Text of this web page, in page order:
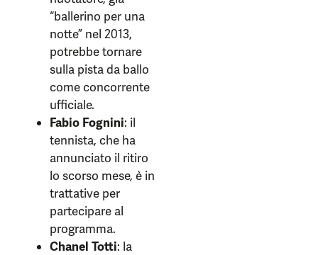
“ballerino per una
notte” nel 2013,
potrebbe tornare
sulla pista da ballo
come concorrente
ufficiale.
Fabio Fognini: il
tennista, che ha
annunciato il ritiro
lo scorso mese, è in
trattative per
partecipare al
programma.
Chanel Totti: la